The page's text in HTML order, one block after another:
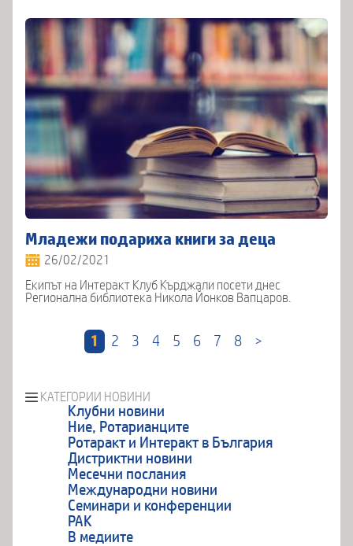
КАТЕГОРИИ НОВИНИ
Клубни новини
Ние, Ротарианците
Ротаракт и Интеракт в България
Дистриктни новини
Месечни послания
Международни новини
Семинари и конференции
РАК
В медиите
Младежи подариха книги за деца
26/02/2021
Екипът на Интеракт Клуб Кърджали посети днес
Регионална библиотека Никола Йонков Вапцаров.
1 2 3 4 5 6 7 8 >